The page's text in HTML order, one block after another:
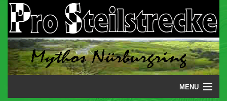
MENU